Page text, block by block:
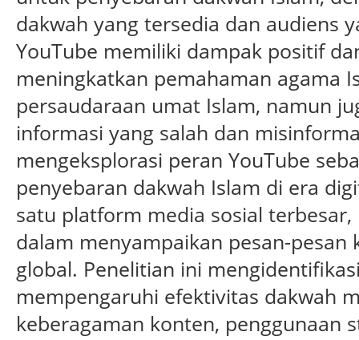
dakwah yang tersedia dan audiens
YouTube memiliki dampak positif
meningkatkan pemahaman agama
persaudaraan umat Islam, namun
informasi yang salah dan
mengeksplorasi peran YouTube
penyebaran dakwah Islam di era
satu platform media sosial
dalam menyampaikan pesan-pesan
global. Penelitian ini
mempengaruhi efektivitas dakwah
keberagaman konten, penggunaan